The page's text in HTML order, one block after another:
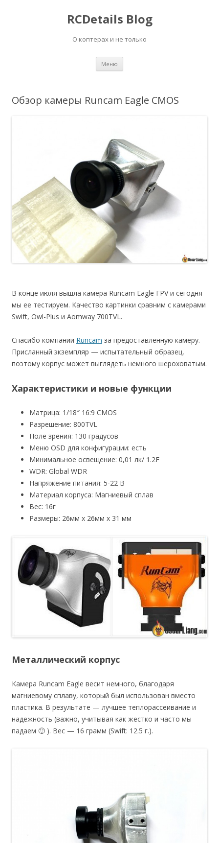
RCDetails Blog
О коптерах и не только
Меню
Обзор камеры Runcam Eagle CMOS
В конце июля вышла камера Runcam Eagle FPV и сегодня
мы ее тестируем. Качество картинки сравним с камерами
Swift, Owl-Plus и Aomway 700TVL.
Спасибо компании Runcam за предоставленную камеру.
Присланный экземпляр — испытательный образец,
поэтому корпус может выглядеть немного шероховатым.
Характеристики и новые функции
Матрица: 1/18″ 16:9 CMOS
Разрешение: 800TVL
Поле зрения: 130 градусов
Меню OSD для конфигурации: есть
Минимальное освещение: 0,01 лк/ 1.2F
WDR: Global WDR
Напряжение питания: 5-22 В
Материал корпуса: Магниевый сплав
Вес: 16г
Размеры: 26мм х 26мм х 31 мм
Металлический корпус
Камера Runcam Eagle весит немного, благодаря
магниевому сплаву, который был использован вместо
пластика. В результате — лучшее теплорассеивание и
надежность (важно, учитывая как жестко и часто мы
падаем 🙂 ). Вес — 16 грамм (Swift: 12.5 г.).